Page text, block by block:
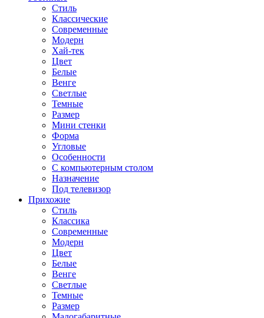
Стиль
Классические
Современные
Модерн
Хай-тек
Цвет
Белые
Венге
Светлые
Темные
Размер
Мини стенки
Форма
Угловые
Особенности
С компьютерным столом
Назначение
Под телевизор
Прихожие
Стиль
Классика
Современные
Модерн
Цвет
Белые
Венге
Светлые
Темные
Размер